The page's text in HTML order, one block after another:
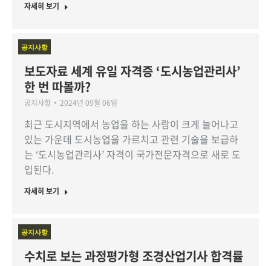
자세히 보기
공지사항
보도자료 세계 유일 자격증 ‘도시농업관리사’
한 번 따볼까?
공지사항 2024년 09월 06일
최근 도시지역에서 농업을 하는 사람이 크게 늘어나고
있는 가운데 도시농업을 가르치고 관련 기술을 보급하
는 ‘도시농업관리사’ 자격이 국가전문자격으로 새로 도
입된다.
자세히 보기
공지사항
수치로 보는 과정평가형 조경산업기사 합격률